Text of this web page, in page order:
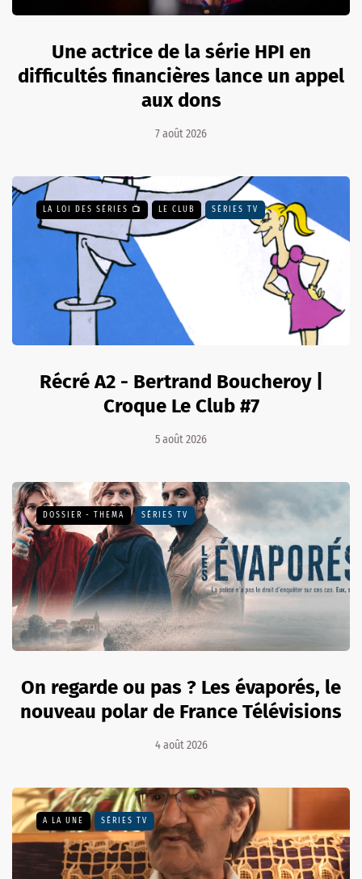
Une actrice de la série HPI en
difficultés financières lance un appel
aux dons
7 août 2026
LA LOI DES SÉRIES 📺 LE CLUB SÉRIES TV
Récré A2 - Bertrand Boucheroy |
Croque Le Club #7
5 août 2026
DOSSIER - THEMA SÉRIES TV
On regarde ou pas ? Les évaporés, le
nouveau polar de France Télévisions
4 août 2026
A LA UNE SÉRIES TV